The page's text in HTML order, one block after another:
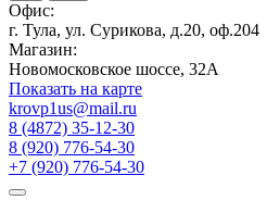
Офис:
г. Тула, ул. Сурикова, д.20, оф.204
Магазин:
Новомосковское шоссе, 32А
Показать на карте
krovp1us@mail.ru
8 (4872) 35-12-30
8 (920) 776-54-30
+7 (920) 776-54-30